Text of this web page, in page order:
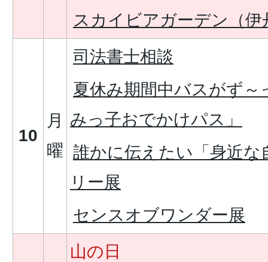
スカイビアガーデン（
10
月
曜
司法書士相談
夏休み期間中バスがず～
みっ子おでかけパス」
誰かに伝えたい「身近
リー展
センスオブワンダー展
山の日